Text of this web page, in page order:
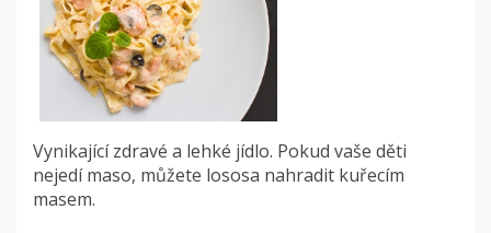
Vynikající zdravé a lehké jídlo. Pokud vaše děti
nejedí maso, můžete lososa nahradit kuřecím
masem.